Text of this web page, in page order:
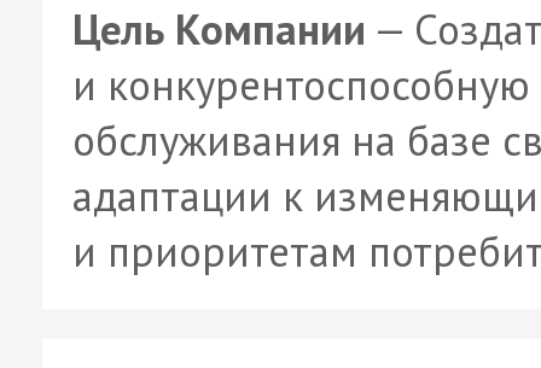
Цель Компании —
и
обслуживания на базе
адаптации к
и приоритетам